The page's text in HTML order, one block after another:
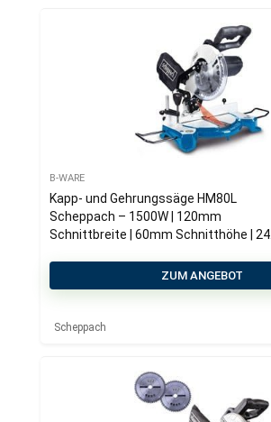
B-WARE
Kapp- und Gehrungssäge HM80L
Scheppach – 1500W | 120mm
Schnittbreite | 60mm Schnitthöhe | 24
ZUM ANGEBOT
Scheppach